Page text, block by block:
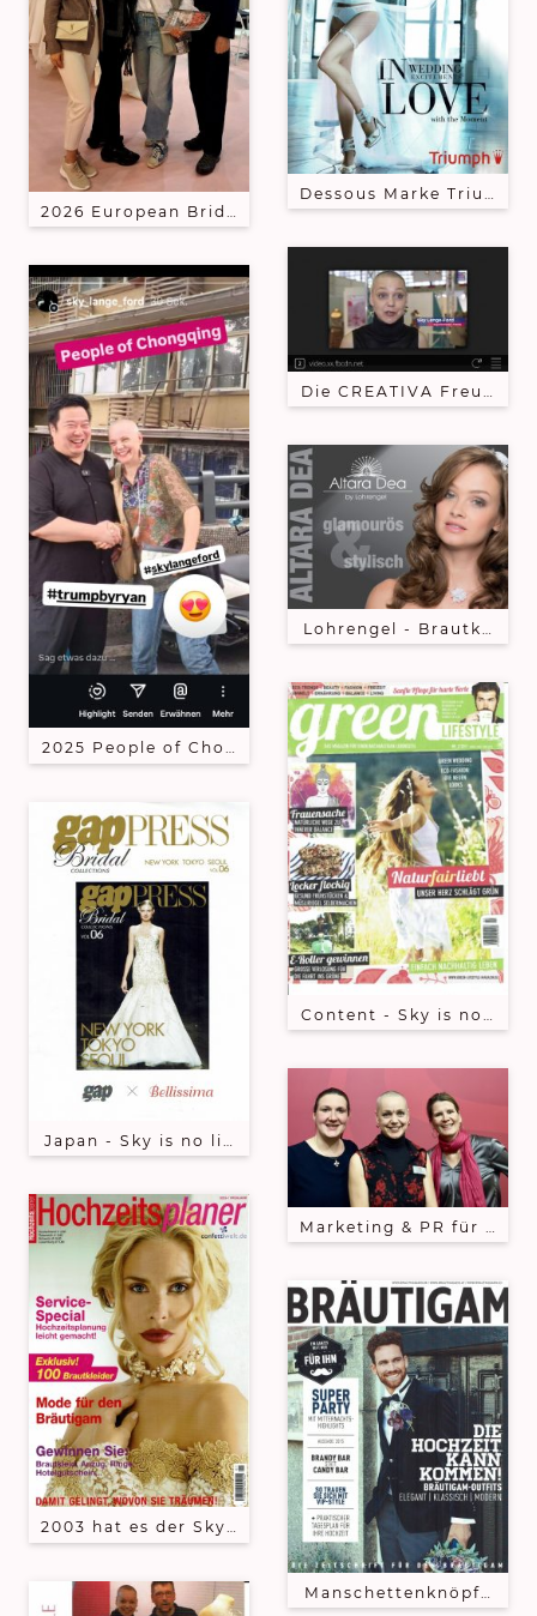
2026 European Bridal Week - Meeting people -
2025 People of Chongqing
Japan - Sky is no limiT - Brautschmuck in der
2003 hat es der Sky is no limiT Brautschmuck auf
Dessous Marke
Die CREATIVA
Lohrengel -
Content - Sky is no limiT
Marketing & PR für das
Manschettenknöpfe